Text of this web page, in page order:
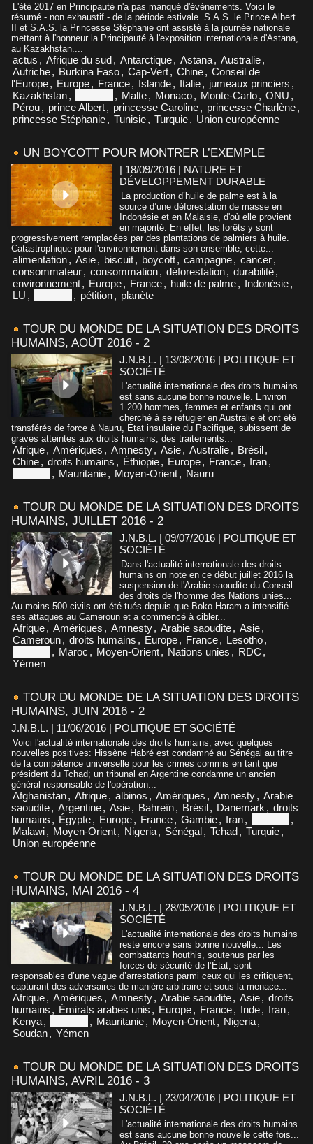
L'été 2017 en Principauté n'a pas manqué d'événements. Voici le
résumé - non exhaustif - de la période estivale. S.A.S. le Prince Albert
II et S.A.S. la Princesse Stéphanie ont assisté à la journée nationale
mettant à l'honneur la Principauté à l'exposition internationale d'Astana,
au Kazakhstan....
actus , Afrique du sud, Antarctique, Astana, Australie,
Autriche, Burkina Faso, Cap-Vert, Chine, Conseil de
l'Europe, Europe, France, Islande, Italie, jumeaux princiers ,
Kazakhstan, , Malte, Monaco, Monte-Carlo, ONU ,
Pérou, prince Albert, princesse Caroline, princesse Charlène,
princesse Stéphanie, Tunisie, Turquie, Union européenne
UN BOYCOTT POUR MONTRER L’EXEMPLE
| 18/09/2016 | NATURE ET
DÉVELOPPEMENT DURABLE
La production d’huile de palme est à la
source d’une déforestation de masse en
Indonésie et en Malaisie, d'où elle provient
en majorité. En effet, les forêts y sont
progressivement remplacées par des plantations de palmiers à huile.
Catastrophique pour l'environnement dans son ensemble, cette...
alimentation, Asie, biscuit, boycott, campagne, cancer,
consommateur, consommation, déforestation, durabilité,
environnement, Europe, France, huile de palme, Indonésie,
LU , , pétition, planète
TOUR DU MONDE DE LA SITUATION DES DROITS
HUMAINS, AOÛT 2016 - 2
J.N.B.L. | 13/08/2016 | POLITIQUE ET
SOCIÉTÉ
L'actualité internationale des droits humains
est sans aucune bonne nouvelle. Environ
1.200 hommes, femmes et enfants qui ont
cherché à se réfugier en Australie et ont été
transférés de force à Nauru, État insulaire du Pacifique, subissent de
graves atteintes aux droits humains, des traitements...
Afrique, Amériques , Amnesty, Asie, Australie, Brésil,
Chine, droits humains , Éthiopie, Europe, France, Iran,
, Mauritanie, Moyen-Orient, Nauru
TOUR DU MONDE DE LA SITUATION DES DROITS
HUMAINS, JUILLET 2016 - 2
J.N.B.L. | 09/07/2016 | POLITIQUE ET
SOCIÉTÉ
Dans l'actualité internationale des droits
humains on note en ce début juillet 2016 la
suspension de l'Arabie saoudite du Conseil
des droits de l'homme des Nations unies...
Au moins 500 civils ont été tués depuis que Boko Haram a intensifié
ses attaques au Cameroun et a commencé à cibler...
Afrique, Amériques , Amnesty, Arabie saoudite, Asie,
Cameroun, droits humains , Europe, France, Lesotho,
, Maroc , Moyen-Orient, Nations unies , RDC ,
Yémen
TOUR DU MONDE DE LA SITUATION DES DROITS
HUMAINS, JUIN 2016 - 2
J.N.B.L. | 11/06/2016 | POLITIQUE ET SOCIÉTÉ
Voici l'actualité internationale des droits humains, avec quelques
nouvelles positives: Hissène Habré est condamné au Sénégal au titre
de la compétence universelle pour les crimes commis en tant que
président du Tchad; un tribunal en Argentine condamne un ancien
général responsable de l'opération...
Afghanistan, Afrique, albinos , Amériques , Amnesty, Arabie
saoudite, Argentine, Asie, Bahreïn, Brésil, Danemark , droits
humains , Égypte, Europe, France, Gambie, Iran,
,
Malawi, Moyen-Orient, Nigeria, Sénégal, Tchad, Turquie,
Union européenne
TOUR DU MONDE DE LA SITUATION DES DROITS
HUMAINS, MAI 2016 - 4
J.N.B.L. | 28/05/2016 | POLITIQUE ET
SOCIÉTÉ
L'actualité internationale des droits humains
reste encore sans bonne nouvelle... Les
combattants houthis, soutenus par les
forces de sécurité de l’État, sont
responsables d’une vague d’arrestations parmi ceux qui les critiquent,
capturant des adversaires de manière arbitraire et sous la menace...
Afrique, Amériques , Amnesty, Arabie saoudite, Asie, droits
humains , Émirats arabes unis , Europe, France, Inde, Iran,
Kenya, , Mauritanie, Moyen-Orient, Nigeria,
Soudan, Yémen
TOUR DU MONDE DE LA SITUATION DES DROITS
HUMAINS, AVRIL 2016 - 3
J.N.B.L. | 23/04/2016 | POLITIQUE ET
SOCIÉTÉ
L'actualité internationale des droits humains
est sans aucune bonne nouvelle cette fois...